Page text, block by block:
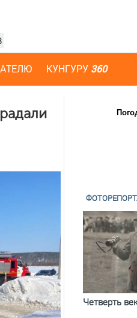
КУНГУРУ 360
пятилетки
18.12.2025
Четверть